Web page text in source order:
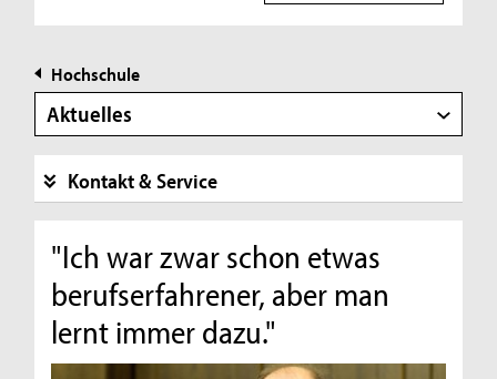
Hochschule
Aktuelles
Kontakt & Service
"Ich war zwar schon etwas
berufserfahrener, aber man
lernt immer dazu."